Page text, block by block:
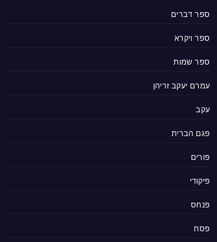
ספר דברים
ספר ויקרא
ספר שמות
עמרם יעקב זריהן
עקב
פגם הברית
פורים
פיקודי
פנחס
פסח